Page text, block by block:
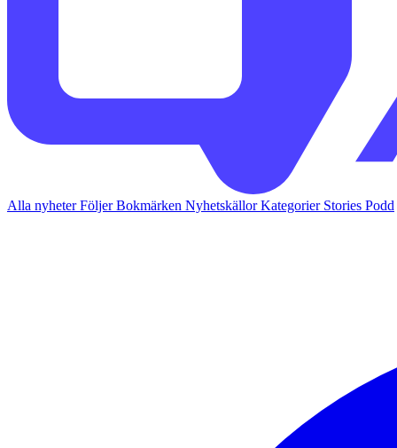
Alla nyheterFöljerBokmärken NyhetskällorKategorier Stories Podd